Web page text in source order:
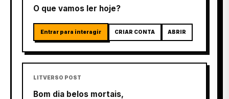
O que vamos ler hoje?
Entrar para interagir CRIAR CONTA ABRIR
LITVERSO POST
Bom dia belos mortais,